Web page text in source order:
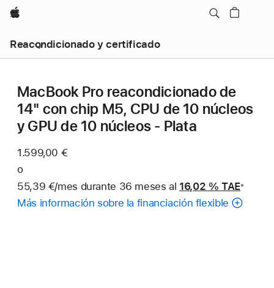
Apple
Reacondicionado y certificado
MacBook Pro reacondicionado de
14" con chip M5, CPU de 10 núcleos
y GPU de 10 núcleos - Plata
1.599,00 €
o
55,39 €/mes durante 36 meses al 16,02 %TAE
a
※
Más información sobre la financiación flexible